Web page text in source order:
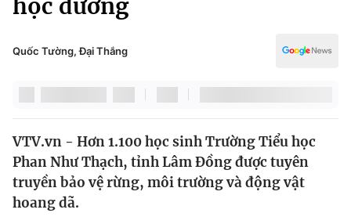
Thế giới
Tin tức
Kinh tế
Văn hóa - Giải trí
Đời sống
Giáo dục
học đường
Quốc Tường, Đại Thắng
VTV.vn - Hơn 1.100 học sinh Trường Tiểu học
Phan Như Thạch, tỉnh Lâm Đồng được tuyên
truyền bảo vệ rừng, môi trường và động vật
hoang dã.